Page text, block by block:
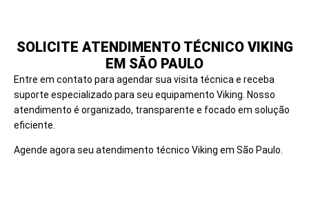
SOLICITE ATENDIMENTO TÉCNICO VIKING
EM SÃO PAULO
Entre em contato para agendar sua visita técnica e receba
suporte especializado para seu equipamento Viking. Nosso
atendimento é organizado, transparente e focado em solução
eficiente.
Agende agora seu atendimento técnico Viking em São Paulo.